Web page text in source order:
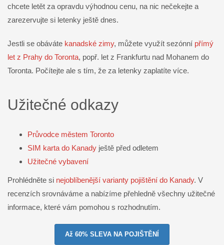
chcete letět za opravdu výhodnou cenu, na nic nečekejte a
zarezervujte si letenky ještě dnes.
Jestli se obáváte kanadské zimy, můžete využít sezónní přímý
let z Prahy do Toronta, popř. let z Frankfurtu nad Mohanem do
Toronta. Počítejte ale s tím, že za letenky zaplatíte více.
Užitečné odkazy
Průvodce městem Toronto
SIM karta do Kanady ještě před odletem
Užitečné vybavení
Prohlédněte si nejoblíbenější varianty pojištění do Kanady. V
recenzích srovnáváme a nabízíme přehledně všechny užitečné
informace, které vám pomohou s rozhodnutím.
Až 60% SLEVA NA POJIŠTĚNÍ